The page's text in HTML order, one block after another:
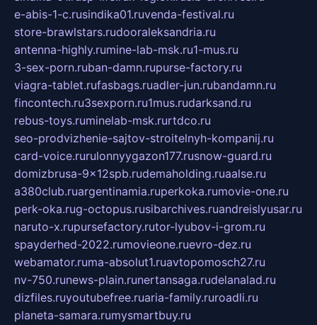
e-abis-1-c.rusindika01.ruvenda-festival.ru
store-brawlstars.rudooraleksandria.ru
antenna-highly.rumine-lab-msk.ru1-mus.ru
3-sex-porn.ruban-damn.rupurse-factory.ru
viagra-tablet.rufasbags.ruadler-jun.rubandamn.ru
fincontech.ru3sexporn.ru1mus.rudarksand.ru
rebus-toys.ruminelab-msk.rurtdco.ru
seo-prodvizhenie-sajtov-stroitelnyh-kompanij.ru
card-voice.rurulonnyygazon177.rusnow-guard.ru
domizbrusa-9x12spb.rudemaholding.ruaalse.ru
a380club.ruargentinamia.ruperkoka.rumovie-one.ru
perk-oka.rug-octopus.rusibarchives.ruandreislyusar.ru
naruto-x.rupursefactory.rutor-lyubov-i-grom.ru
spayderhed-2022.rumovieone.ruevro-dez.ru
webamator.ruma-absolut1.ruavtopomosch27.ru
nv-750.runews-plain.runertansaga.rudelanalad.ru
dizfiles.ruyoutubefree.ruaria-family.ruroadli.ru
planeta-samara.rumysmartbuy.ru